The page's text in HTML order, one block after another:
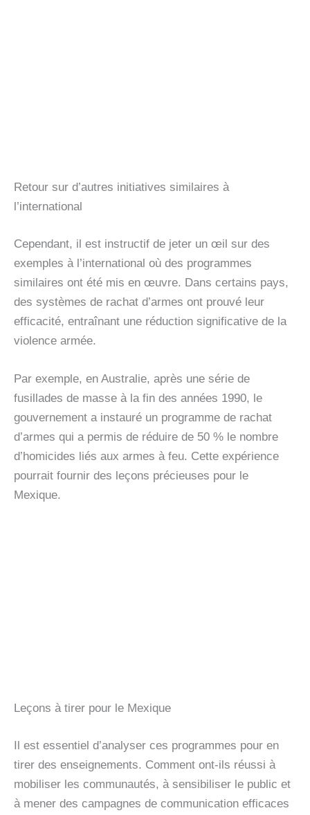
Retour sur d’autres initiatives similaires à
l’international
Cependant, il est instructif de jeter un œil sur des
exemples à l’international où des programmes
similaires ont été mis en œuvre. Dans certains pays,
des systèmes de rachat d’armes ont prouvé leur
efficacité, entraînant une réduction significative de la
violence armée.
Par exemple, en Australie, après une série de
fusillades de masse à la fin des années 1990, le
gouvernement a instauré un programme de rachat
d’armes qui a permis de réduire de 50 % le nombre
d’homicides liés aux armes à feu. Cette expérience
pourrait fournir des leçons précieuses pour le
Mexique.
Leçons à tirer pour le Mexique
Il est essentiel d’analyser ces programmes pour en
tirer des enseignements. Comment ont-ils réussi à
mobiliser les communautés, à sensibiliser le public et
à mener des campagnes de communication efficaces